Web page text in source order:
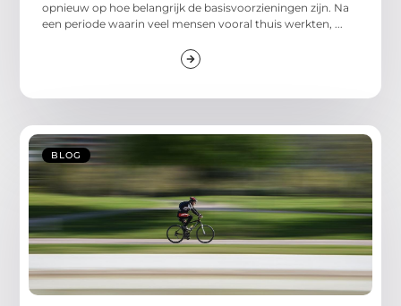
opnieuw op hoe belangrijk de basisvoorzieningen zijn. Na
een periode waarin veel mensen vooral thuis werkten, ...
BLOG